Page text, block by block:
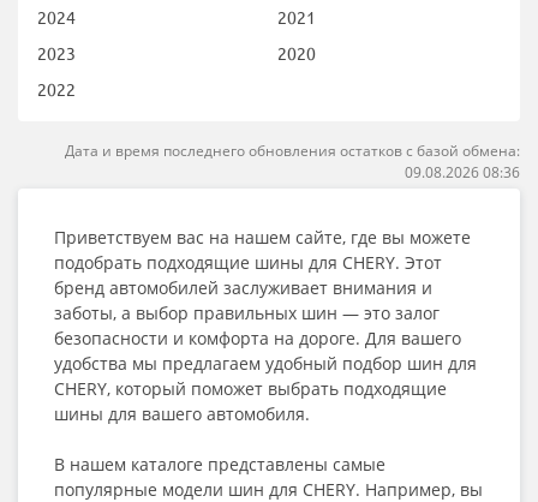
2024
2023
2022
2021
2020
Дата и время последнего обновления остатков с базой обмена:
09.08.2026 08:36
Приветствуем вас на нашем сайте, где вы можете
подобрать подходящие шины для CHERY. Этот
бренд автомобилей заслуживает внимания и
заботы, а выбор правильных шин — это залог
безопасности и комфорта на дороге. Для вашего
удобства мы предлагаем удобный подбор шин для
CHERY, который поможет выбрать подходящие
шины для вашего автомобиля.
В нашем каталоге представлены самые
популярные модели шин для CHERY. Например, вы